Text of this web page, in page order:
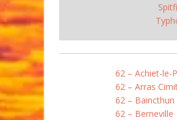
62 – Achiet-le-
62 – Arras
62 – Baincthun
62 – Berneville